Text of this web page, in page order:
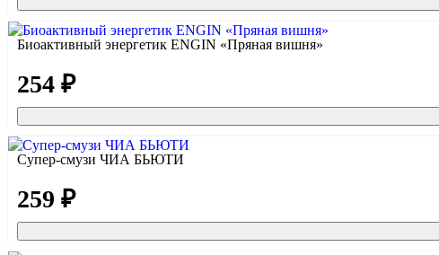
Биоактивный энергетик ENGIN «Пряная вишня»
254 ₽
Супер-смузи ЧИА БЬЮТИ
259 ₽